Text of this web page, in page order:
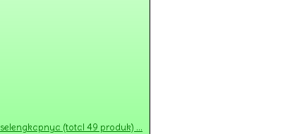
selengkapnya (total 49 produk) ...